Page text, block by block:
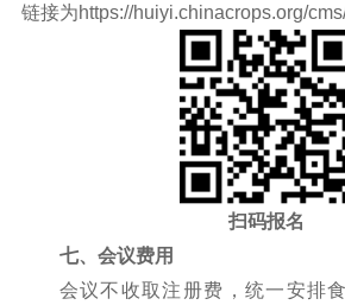
链接为https://huiyi.chinacrops.org/
扫码报名
七、会议费用
会议不收取注册费，统一安排